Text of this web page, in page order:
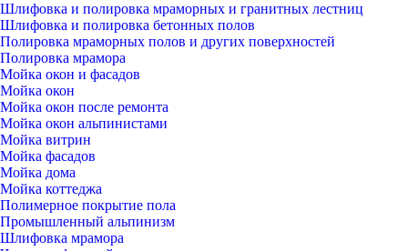
Шлифовка и полировка мраморных и гранитных лестниц
Шлифовка и полировка бетонных полов
Полировка мраморных полов и других поверхностей
Полировка мрамора
Мойка окон и фасадов
Мойка окон
Мойка окон после ремонта
Мойка окон альпинистами
Мойка витрин
Мойка фасадов
Мойка дома
Мойка коттеджа
Полимерное покрытие пола
Промышленный альпинизм
Шлифовка мрамора